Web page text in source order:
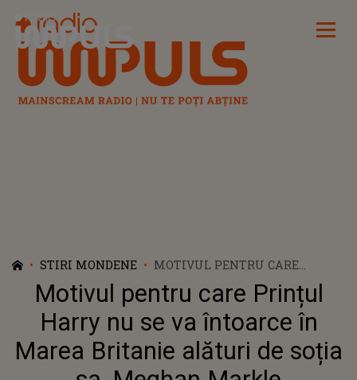
Radio Impuls
STIRI MONDENE
MOTIVUL PENTRU CARE
PRINȚUL HARRY NU SE VA
ÎNTOARCE ÎN MAREA BRITANIE
ALĂTURI DE SOȚIA SA,
MEGHAN MARKLE
Motivul pentru care Prințul
Harry nu se va întoarce în
Marea Britanie alături de soția